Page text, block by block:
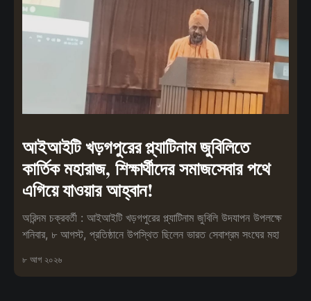
আইআইটি খড়গপুরের প্ল্যাটিনাম জুবিলিতে
কার্তিক মহারাজ, শিক্ষার্থীদের সমাজসেবার পথে
এগিয়ে যাওয়ার আহ্বান!
অরিন্দম চক্রবর্তী : আইআইটি খড়গপুরের প্ল্যাটিনাম জুবিলি উদযাপন উপলক্ষে
শনিবার, ৮ আগস্ট, প্রতিষ্ঠানে উপস্থিত ছিলেন ভারত সেবাশ্রম সংঘের মহা
৮ আগ ২০২৬